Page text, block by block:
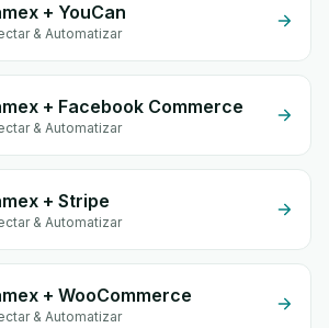
+ YouCan
& Automatizar
+ Facebook Commerce
& Automatizar
+ Stripe
& Automatizar
+ WooCommerce
& Automatizar